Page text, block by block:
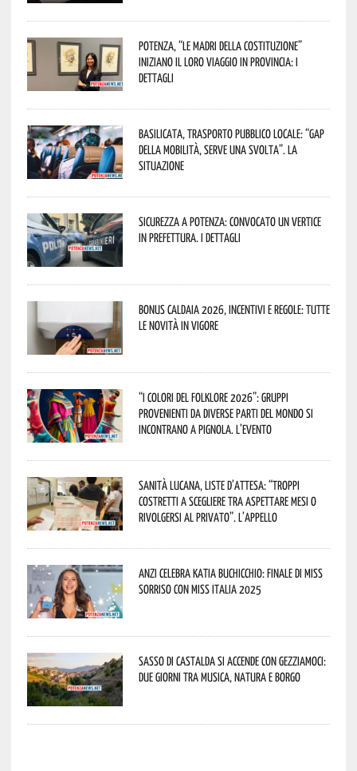
Potenza, “Le Madri della Costituzione”
iniziano il loro viaggio in provincia: i
dettagli
Basilicata, trasporto pubblico locale: “Gap
della mobilità, serve una svolta”. La
situazione
Sicurezza a Potenza: convocato un vertice
in Prefettura. I dettagli
Bonus caldaia 2026, incentivi e regole: tutte
le novità in vigore
“I Colori del Folklore 2026”: gruppi
provenienti da diverse parti del mondo si
incontrano a Pignola. L’evento
Sanità lucana, liste d’attesa: “Troppi
costretti a scegliere tra aspettare mesi o
rivolgersi al privato”. L’appello
Anzi celebra Katia Buchicchio: finale di Miss
Sorriso con Miss Italia 2025
Sasso di Castalda si accende con Gezziamoci:
due giorni tra musica, natura e borgo